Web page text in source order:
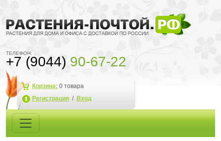
ТЕЛЕФОН:
+7 (9044) 90-67-22
Корзина: 0 товара
Регистрация / Вход